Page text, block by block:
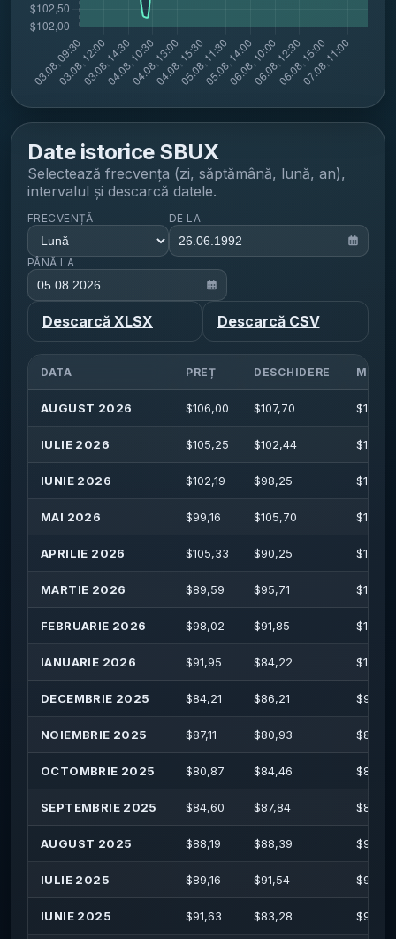
Date istorice SBUX
Selectează frecvența (zi, săptămână, lună, an),
intervalul și descarcă datele.
FRECVENȚĂ DE LA
PÂNĂ LA
Descarcă XLSX Descarcă CSV
DATA PREȚ DESCHIDERE
AUGUST 2026 $106,00 $107,70 $
IULIE 2026 $105,25 $102,44 $
IUNIE 2026 $102,19 $98,25 $
MAI 2026 $99,16 $105,70 $
APRILIE 2026 $105,33 $90,25 $
MARTIE 2026 $89,59 $95,71 $
FEBRUARIE 2026 $98,02 $91,85 $101,20
IANUARIE 2026 $91,95 $84,22 $
DECEMBRIE 2025 $84,21 $86,21 $90,58
NOIEMBRIE 2025 $87,11 $80,93 $89,06
OCTOMBRIE 2025 $80,87 $84,46 $87,54
SEPTEMBRIE 2025 $84,60 $87,84 $89,99
AUGUST 2025 $88,19 $88,39 $94,85
IULIE 2025 $89,16 $91,54 $98,89
IUNIE 2025 $91,63 $83,28 $95,91